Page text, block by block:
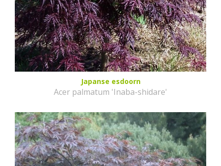
Japanse esdoorn
Acer palmatum 'Inaba-shidare'